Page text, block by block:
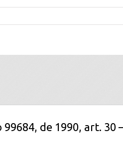
99684, de 1990, art. 30